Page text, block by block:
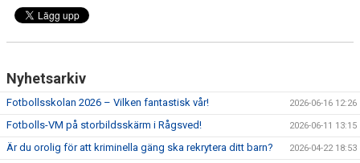
RÅGSVEDS IF I MEDIA
Nyhetsarkiv
Fotbollsskolan 2026 – Vilken fantastisk vår! 2026-06-16 12:26
Fotbolls-VM på storbildsskärm i Rågsved! 2026-06-11 13:15
Är du orolig för att kriminella gäng ska rekrytera ditt barn? 2026-04-22 18:53